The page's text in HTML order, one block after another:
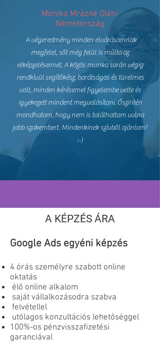
Mónika Mrázné Oláh/
Németország
A végeredmény minden elvárásomnak
megfelel, sőt még felül is múlta az
elképzeléseimet. A közös munka során végig
rendkívül segítőkész, barátságos és türelmes
volt, minden kérésemet figyelembe vette és
igyekezett mindent megvalósítani. Őszintén
mondhatom, hogy nem is találhattam volna
jobb szakembert. Mindenkinek szívből ajánlom!
:-)
A KÉPZÉS ÁRA
Google Ads egyéni képzés
4 órás személyre szabott online
oktatás
élő online alkalom
saját vállalkozásodra szabva
felvétellel
utólagos konzultációs lehetőséggel
100%-os pénzvisszafizetési
garanciával